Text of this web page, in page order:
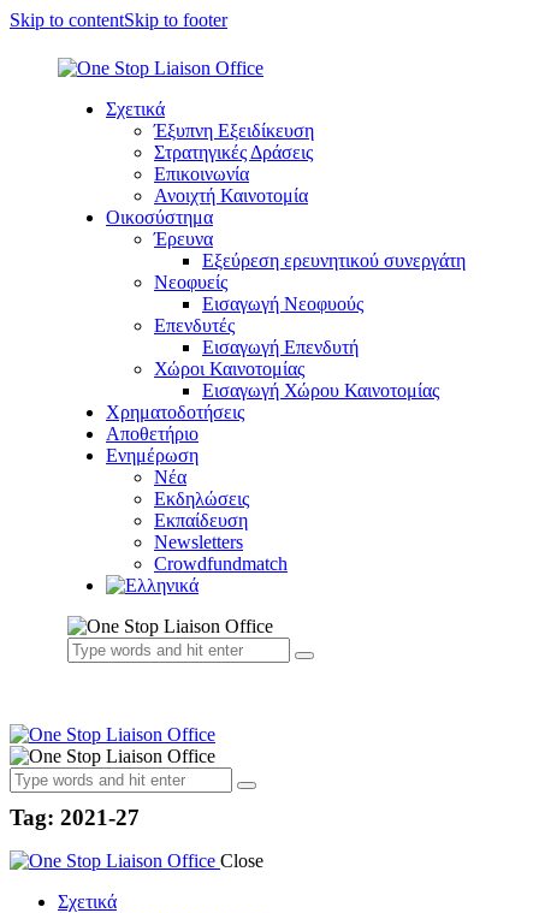
Skip to contentSkip to footer
Σχετικά
Έξυπνη Εξειδίκευση
Στρατηγικές Δράσεις
Επικοινωνία
Ανοιχτή Καινοτομία
Οικοσύστημα
Έρευνα
Εξεύρεση ερευνητικού συνεργάτη
Νεοφυείς
Εισαγωγή Νεοφυούς
Επενδυτές
Εισαγωγή Επενδυτή
Χώροι Καινοτομίας
Εισαγωγή Χώρου Καινοτομίας
Χρηματοδοτήσεις
Αποθετήριο
Ενημέρωση
Νέα
Εκδηλώσεις
Εκπαίδευση
Newsletters
Crowdfundmatch
Tag: 2021-27
Close
Σχετικά